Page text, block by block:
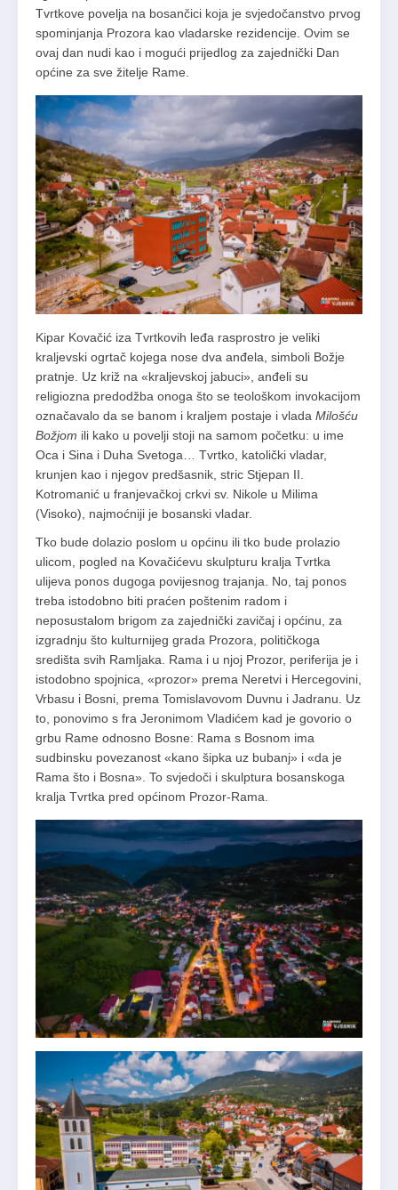
Tvrtkove povelja na bosančici koja je svjedočanstvo prvog
spominjanja Prozora kao vladarske rezidencije. Ovim se
ovaj dan nudi kao i mogući prijedlog za zajednički Dan
općine za sve žitelje Rame.
Kipar Kovačić iza Tvrtkovih leđa rasprostro je veliki
kraljevski ogrtač kojega nose dva anđela, simboli Božje
pratnje. Uz križ na «kraljevskoj jabuci», anđeli su
religiozna predodžba onoga što se teološkom invokacijom
označavalo da se banom i kraljem postaje i vlada Milošću
Božjom ili kako u povelji stoji na samom početku: u ime
Oca i Sina i Duha Svetoga… Tvrtko, katolički vladar,
krunjen kao i njegov predšasnik, stric Stjepan II.
Kotromanić u franjevačkoj crkvi sv. Nikole u Milima
(Visoko), najmoćniji je bosanski vladar.
Tko bude dolazio poslom u općinu ili tko bude prolazio
ulicom, pogled na Kovačićevu skulpturu kralja Tvrtka
ulijeva ponos dugoga povijesnog trajanja. No, taj ponos
treba istodobno biti praćen poštenim radom i
neposustalom brigom za zajednički zavičaj i općinu, za
izgradnju što kulturnijeg grada Prozora, političkoga
središta svih Ramljaka. Rama i u njoj Prozor, periferija je i
istodobno spojnica, «prozor» prema Neretvi i Hercegovini,
Vrbasu i Bosni, prema Tomislavovom Duvnu i Jadranu. Uz
to, ponovimo s fra Jeronimom Vladićem kad je govorio o
grbu Rame odnosno Bosne: Rama s Bosnom ima
sudbinsku povezanost «kano šipka uz bubanj» i «da je
Rama što i Bosna». To svjedoči i skulptura bosanskoga
kralja Tvrtka pred općinom Prozor-Rama.